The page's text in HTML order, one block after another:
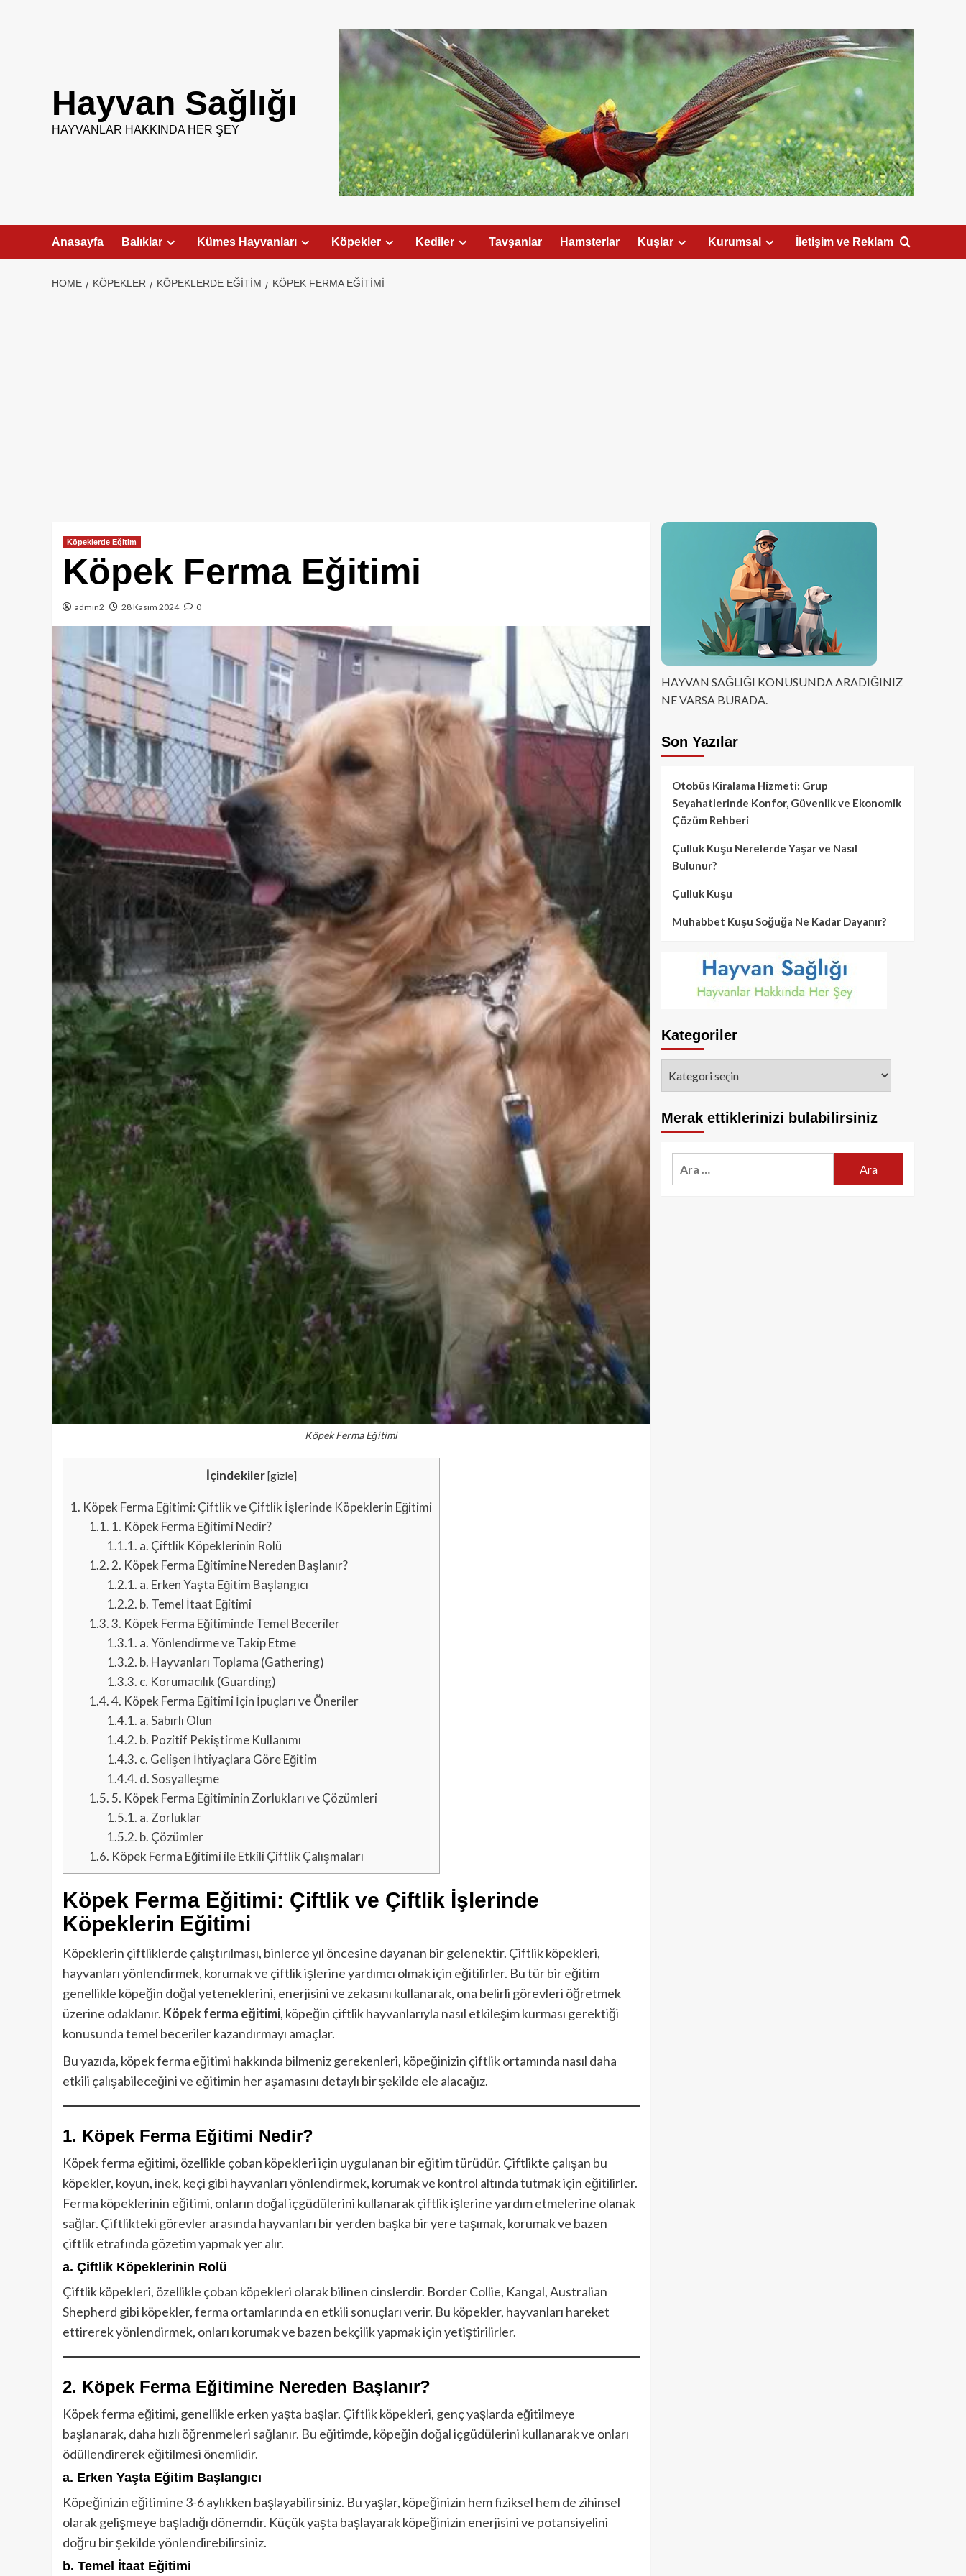
Hayvan Sağlığı
HAYVANLAR HAKKINDA HER ŞEY
Anasayfa Balıklar Kümes Hayvanları Köpekler Kediler Tavşanlar Hamsterlar Kuşlar Kurumsal İletişim ve Reklam
HOME KÖPEKLER KÖPEKLERDE EĞITIM KÖPEK FERMA EĞITIMI
Köpeklerde Eğitim
Köpek Ferma Eğitimi
admin2 28 Kasım 2024 0
Köpek Ferma Eğitimi
İçindekiler[gizle]
1. Köpek Ferma Eğitimi: Çiftlik ve Çiftlik İşlerinde Köpeklerin Eğitimi
1.1. 1. Köpek Ferma Eğitimi Nedir?
1.1.1. a. Çiftlik Köpeklerinin Rolü
1.2. 2. Köpek Ferma Eğitimine Nereden Başlanır?
1.2.1. a. Erken Yaşta Eğitim Başlangıcı
1.2.2. b. Temel İtaat Eğitimi
1.3.3. Köpek Ferma Eğitiminde Temel Beceriler
1.3.1. a. Yönlendirme ve Takip Etme
1.3.2. b. Hayvanları Toplama (Gathering)
1.3.3. c. Korumacılık (Guarding)
1.4.4. Köpek Ferma Eğitimi İçin İpuçları ve Öneriler
1.4.1. a. Sabırlı Olun
1.4.2. b. Pozitif Pekiştirme Kullanımı
1.4.3. c. Gelişen İhtiyaçlara Göre Eğitim
1.4.4. d. Sosyalleşme
1.5. 5. Köpek Ferma Eğitiminin Zorlukları ve Çözümleri
1.5.1. a. Zorluklar
1.5.2. b. Çözümler
1.6. Köpek Ferma Eğitimi ile Etkili Çiftlik Çalışmaları
Köpek Ferma Eğitimi: Çiftlik ve Çiftlik İşlerinde
Köpeklerin Eğitimi
Köpeklerin çiftliklerde çalıştırılması, binlerce yıl öncesine dayanan bir gelenektir. Çiftlik köpekleri,
hayvanları yönlendirmek, korumak ve çiftlik işlerine yardımcı olmak için eğitilirler. Bu tür bir eğitim
genellikle köpeğin doğal yeteneklerini, enerjisini ve zekasını kullanarak, ona belirli görevleri öğretmek
üzerine odaklanır. Köpek ferma eğitimi, köpeğin çiftlik hayvanlarıyla nasıl etkileşim kurması gerektiği
konusunda temel beceriler kazandırmayı amaçlar.
Bu yazıda, köpek ferma eğitimi hakkında bilmeniz gerekenleri, köpeğinizin çiftlik ortamında nasıl daha
etkili çalışabileceğini ve eğitimin her aşamasını detaylı bir şekilde ele alacağız.
1. Köpek Ferma Eğitimi Nedir?
Köpek ferma eğitimi, özellikle çoban köpekleri için uygulanan bir eğitim türüdür. Çiftlikte çalışan bu
köpekler, koyun, inek, keçi gibi hayvanları yönlendirmek, korumak ve kontrol altında tutmak için eğitilirler.
Ferma köpeklerinin eğitimi, onların doğal içgüdülerini kullanarak çiftlik işlerine yardım etmelerine olanak
sağlar. Çiftlikteki görevler arasında hayvanları bir yerden başka bir yere taşımak, korumak ve bazen
çiftlik etrafında gözetim yapmak yer alır.
a. Çiftlik Köpeklerinin Rolü
Çiftlik köpekleri, özellikle çoban köpekleri olarak bilinen cinslerdir. Border Collie, Kangal, Australian
Shepherd gibi köpekler, ferma ortamlarında en etkili sonuçları verir. Bu köpekler, hayvanları hareket
ettirerek yönlendirmek, onları korumak ve bazen bekçilik yapmak için yetiştirilirler.
2. Köpek Ferma Eğitimine Nereden Başlanır?
Köpek ferma eğitimi, genellikle erken yaşta başlar. Çiftlik köpekleri, genç yaşlarda eğitilmeye
başlanarak, daha hızlı öğrenmeleri sağlanır. Bu eğitimde, köpeğin doğal içgüdülerini kullanarak ve onları
ödüllendirerek eğitilmesi önemlidir.
a. Erken Yaşta Eğitim Başlangıcı
Köpeğinizin eğitimine 3-6 aylıkken başlayabilirsiniz. Bu yaşlar, köpeğinizin hem fiziksel hem de zihinsel
olarak gelişmeye başladığı dönemdir. Küçük yaşta başlayarak köpeğinizin enerjisini ve potansiyelini
doğru bir şekilde yönlendirebilirsiniz.
b. Temel İtaat Eğitimi
HAYVAN SAĞLIĞI KONUSUNDA ARADIĞINIZ
NE VARSA BURADA.
Son Yazılar
Otobüs Kiralama Hizmeti: Grup
Seyahatlerinde Konfor, Güvenlik ve Ekonomik
Çözüm Rehberi
Çulluk Kuşu Nerelerde Yaşar ve Nasıl
Bulunur?
Çulluk Kuşu
Muhabbet Kuşu Soğuğa Ne Kadar Dayanır?
Kategoriler
Merak ettiklerinizi bulabilirsiniz